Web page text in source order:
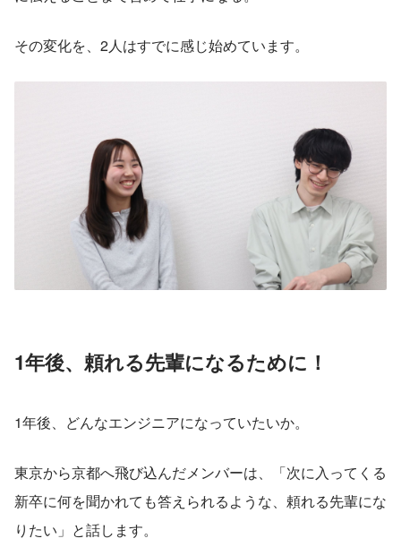
その変化を、2人はすでに感じ始めています。
1年後、頼れる先輩になるために！
1年後、どんなエンジニアになっていたいか。
東京から京都へ飛び込んだメンバーは、「次に入ってくる
新卒に何を聞かれても答えられるような、頼れる先輩にな
りたい」と話します。